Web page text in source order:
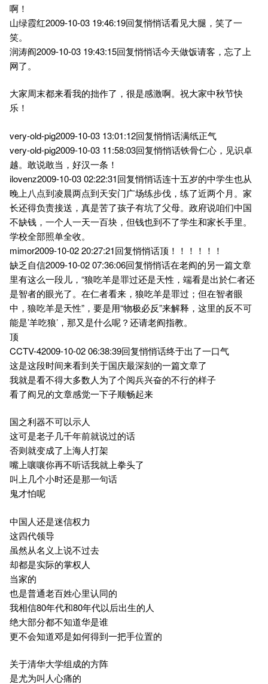
啊！
山绿霞红2009-10-03 19:46:19回复悄悄话看见大腿，笑了一
笑。
润涛阎2009-10-03 19:43:15回复悄悄话今天做饭请客，忘了上
网了。
大家周末都来看我的拙作了，很是感激啊。祝大家中秋节快
乐！
very-old-pig2009-10-03 13:01:12回复悄悄话满纸正气
very-old-pig2009-10-03 11:58:03回复悄悄话铁骨仁心，见识卓
越。敢说敢当，好汉一条！
ilovenz2009-10-03 02:22:31回复悄悄话连十五岁的中学生也从
晚上八点到凌晨两点到天安门广场练步伐，练了近两个月。家
长还得负责接送，真是苦了孩子有坑了父母。政府说咱们中国
不缺钱，一个人一天一百块，但钱也到不了学生和家长手里。
学校全部照单全收。
mimor2009-10-02 20:27:21回复悄悄话顶！！！！！！
缺乏自信2009-10-02 07:36:06回复悄悄话在老阎的另一篇文章
里有这么一段儿，“狼吃羊是罪过还是天性，端看是出於仁者还
是智者的眼光了。在仁者看来，狼吃羊是罪过；但在智者眼
中，狼吃羊是天性”，要是用“物极必反”来解释，这里的反不可
能是’羊吃狼’，那又是什么呢？还请老阎指教。
顶
CCTV-42009-10-02 06:38:39回复悄悄话终于出了一口气
这是这段时间来看到关于国庆最深刻的一篇文章了
我就是看不得大多数人为了个阅兵兴奋的不行的样子
看了阎兄的文章感觉一下子顺畅起来
国之利器不可以示人
这可是老子几千年前就说过的话
否则就变成了上海人打架
嘴上嚷嚷你再不听话我就上拳头了
叫上几个小时还是那一句话
鬼才怕呢
中国人还是迷信权力
这四代领导
虽然从名义上说不过去
却都是实际的掌权人
当家的
也是普通老百姓心里认同的
我相信80年代和80年代以后出生的人
绝大部分都不知道华是谁
更不会知道邓是如何得到一把手位置的
关于清华大学组成的方阵
是尤为叫人心痛的